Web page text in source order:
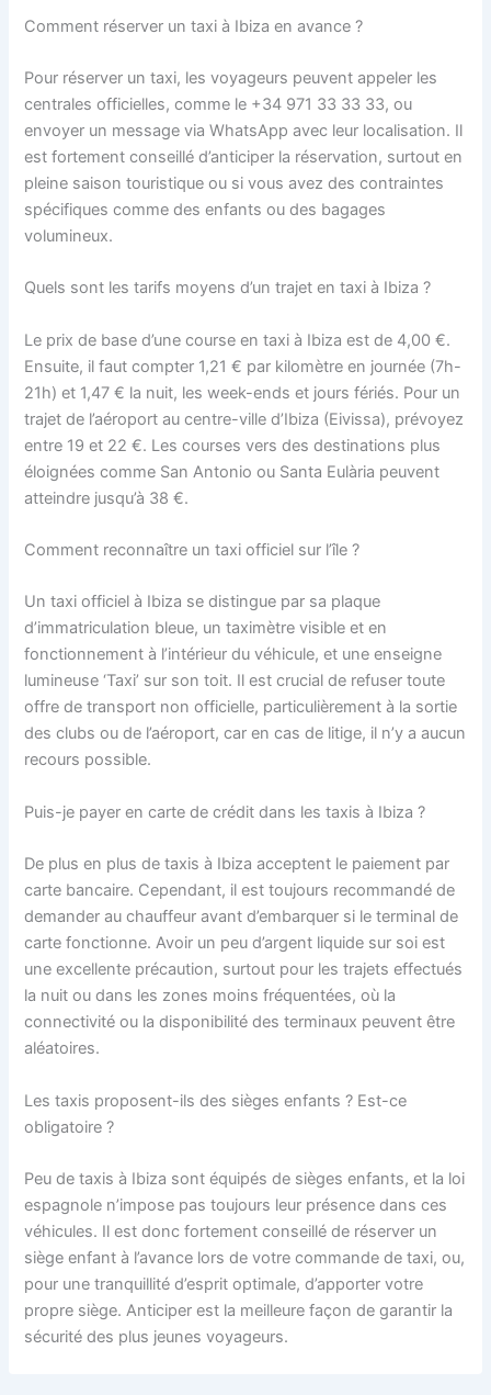
Comment réserver un taxi à Ibiza en avance ?
Pour réserver un taxi, les voyageurs peuvent appeler les
centrales officielles, comme le +34 971 33 33 33, ou
envoyer un message via WhatsApp avec leur localisation. Il
est fortement conseillé d’anticiper la réservation, surtout en
pleine saison touristique ou si vous avez des contraintes
spécifiques comme des enfants ou des bagages
volumineux.
Quels sont les tarifs moyens d’un trajet en taxi à Ibiza ?
Le prix de base d’une course en taxi à Ibiza est de 4,00 €.
Ensuite, il faut compter 1,21 € par kilomètre en journée (7h-
21h) et 1,47 € la nuit, les week-ends et jours fériés. Pour un
trajet de l’aéroport au centre-ville d’Ibiza (Eivissa), prévoyez
entre 19 et 22 €. Les courses vers des destinations plus
éloignées comme San Antonio ou Santa Eulària peuvent
atteindre jusqu’à 38 €.
Comment reconnaître un taxi officiel sur l’île ?
Un taxi officiel à Ibiza se distingue par sa plaque
d’immatriculation bleue, un taximètre visible et en
fonctionnement à l’intérieur du véhicule, et une enseigne
lumineuse ‘Taxi’ sur son toit. Il est crucial de refuser toute
offre de transport non officielle, particulièrement à la sortie
des clubs ou de l’aéroport, car en cas de litige, il n’y a aucun
recours possible.
Puis-je payer en carte de crédit dans les taxis à Ibiza ?
De plus en plus de taxis à Ibiza acceptent le paiement par
carte bancaire. Cependant, il est toujours recommandé de
demander au chauffeur avant d’embarquer si le terminal de
carte fonctionne. Avoir un peu d’argent liquide sur soi est
une excellente précaution, surtout pour les trajets effectués
la nuit ou dans les zones moins fréquentées, où la
connectivité ou la disponibilité des terminaux peuvent être
aléatoires.
Les taxis proposent-ils des sièges enfants ? Est-ce
obligatoire ?
Peu de taxis à Ibiza sont équipés de sièges enfants, et la loi
espagnole n’impose pas toujours leur présence dans ces
véhicules. Il est donc fortement conseillé de réserver un
siège enfant à l’avance lors de votre commande de taxi, ou,
pour une tranquillité d’esprit optimale, d’apporter votre
propre siège. Anticiper est la meilleure façon de garantir la
sécurité des plus jeunes voyageurs.